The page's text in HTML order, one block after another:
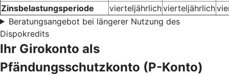
Zinsbelastungsperiode
vierteljährlichvierteljährlich
Beratungsangebot bei längerer Nutzung des
Dispokredits
Ihr Girokonto als
Pfändungsschutzkonto (P-Konto)